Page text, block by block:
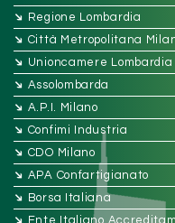
➔ Regione Lombardia
➔ Città Metropolitana
➔ Unioncamere Lombardia
➔ Assolombarda
➔ A.P.I. Milano
➔ Confimi Industria
➔ CDO Milano
➔ APA Confartigianato
➔ Borsa Italiana
Ente Italiano